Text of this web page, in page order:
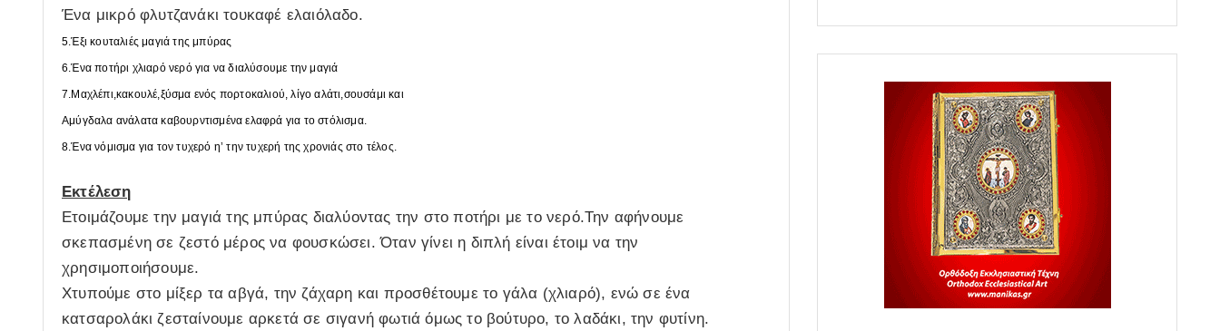
Ένα μικρό φλυτζανάκι τουκαφέ ελαιόλαδο.
5.Έξι κουταλιές μαγιά της μπύρας
6.Ένα ποτήρι χλιαρό νερό για να διαλύσουμε την μαγιά
7.Μαχλέπι,κακουλέ,ξύσμα ενός πορτοκαλιού, λίγο αλάτι,σουσάμι και
Αμύγδαλα ανάλατα καβουρντισμένα ελαφρά για το στόλισμα.
8.Ένα νόμισμα για τον τυχερό η’ την τυχερή της χρονιάς στο τέλος.
Εκτέλεση
Ετοιμάζουμε την μαγιά της μπύρας διαλύοντας την στο ποτήρι με το νερό.Την αφήνουμε
σκεπασμένη σε ζεστό μέρος να φουσκώσει. Όταν γίνει η διπλή είναι έτοιμ να την
χρησιμοποιήσουμε.
Χτυπούμε στο μίξερ τα αβγά, την ζάχαρη και προσθέτουμε το γάλα (χλιαρό), ενώ σε ένα
κατσαρολάκι ζεσταίνουμε αρκετά σε σιγανή φωτιά όμως το βούτυρο, το λαδάκι, την φυτίνη.